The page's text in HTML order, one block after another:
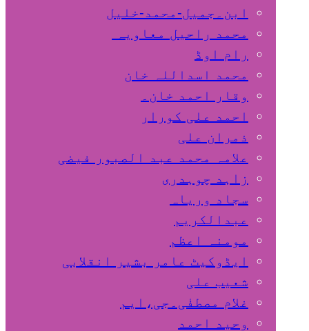
ابن۔جمیل-محمد-خلیل
محمد راحیل معاویہ
رام اوڈ
محمد اسداللہ خان
وقار احمد خان۔
احمد علی کورار
ذمران علی
علامہ محمد عبد الصبور فیضی
زاہد چوہدری
سجاد وریاہ
عبدالکریم
مومنہ اعظم
ایڈوکیٹ عامر بشیر انقلابی
شعیب علی
غلام مصطفٰی۔جی،ایم
وحید احمد